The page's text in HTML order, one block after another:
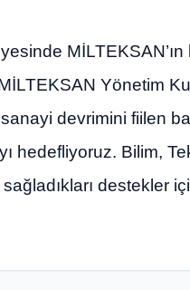
Yönetim
devrimini fiilen
hedefliyoruz. Bilim,
destekler